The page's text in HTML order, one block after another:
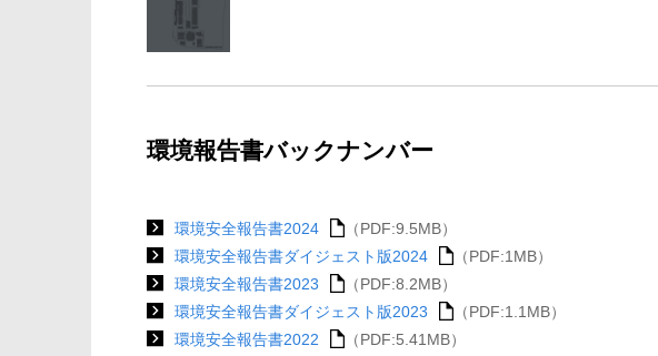
環境報告書バックナンバー
環境安全報告書2024
（PDF:9.5MB）
環境安全報告書ダイジェスト版2024
（PDF:1MB）
環境安全報告書2023
（PDF:8.2MB）
環境安全報告書ダイジェスト版2023
（PDF:1.1MB）
環境安全報告書2022
（PDF:5.41MB）